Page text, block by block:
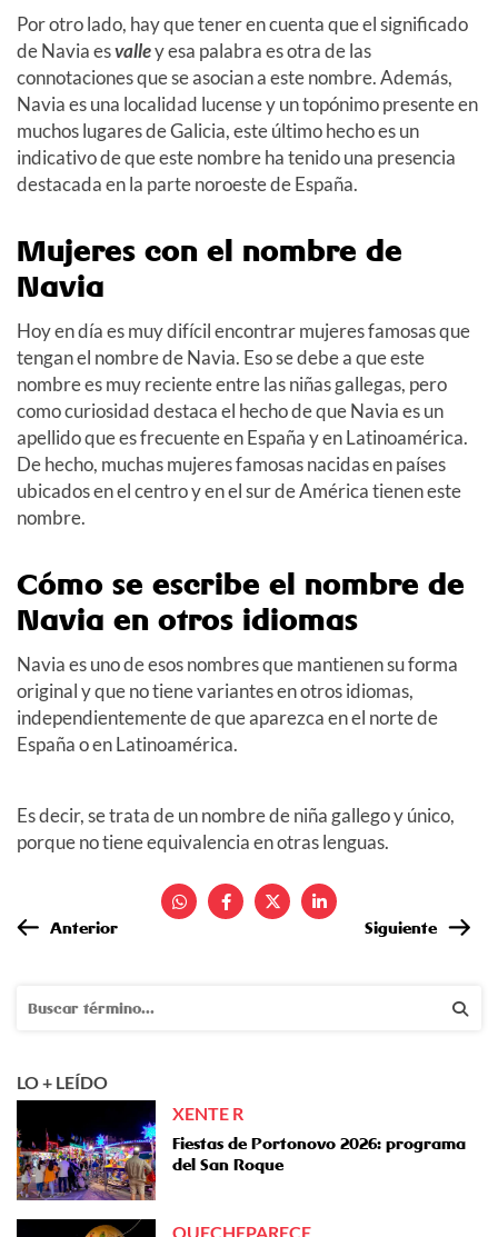
Por otro lado, hay que tener en cuenta que el significado
de Navia esvalley esa palabra es otra de las
connotaciones que se asocian a este nombre. Además,
Navia es una localidad lucense y un topónimo presente en
muchos lugares de Galicia, este último hecho es un
indicativo de que este nombre ha tenido una presencia
destacada en la parte noroeste de España.
Mujeres con el nombre de
Navia
Hoy en día es muy difícil encontrar mujeres famosas que
tengan el nombre de Navia. Eso se debe a que este
nombre es muy reciente entre las niñas gallegas, pero
como curiosidad destaca el hecho de que Navia es un
apellido que es frecuente en España y en Latinoamérica.
De hecho, muchas mujeres famosas nacidas en países
ubicados en el centro y en el sur de América tienen este
nombre.
Cómo se escribe el nombre de
Navia en otros idiomas
Navia es uno de esos nombres que mantienen su forma
original y que no tiene variantes en otros idiomas,
independientemente de que aparezca en el norte de
España o en Latinoamérica.
Es decir, se trata de un nombre de niña gallego y único,
porque no tiene equivalencia en otras lenguas.
Anterior Siguiente
LO + LEÍDO
XENTE R
Fiestas de Portonovo 2026: programa
del San Roque
QUECHEPARECE